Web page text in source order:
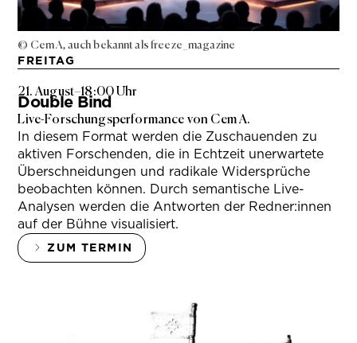
© Cem A, auch bekannt als freeze_magazine
FREITAG
21. August–18:00 Uhr
Double Bind
Live-Forschungsperformance von Cem A.
In diesem Format werden die Zuschauenden zu
aktiven Forschenden, die in Echtzeit unerwartete
Überschneidungen und radikale Widersprüche
beobachten können. Durch semantische Live-
Analysen werden die Antworten der Redner:innen
auf der Bühne visualisiert.
ZUM TERMIN